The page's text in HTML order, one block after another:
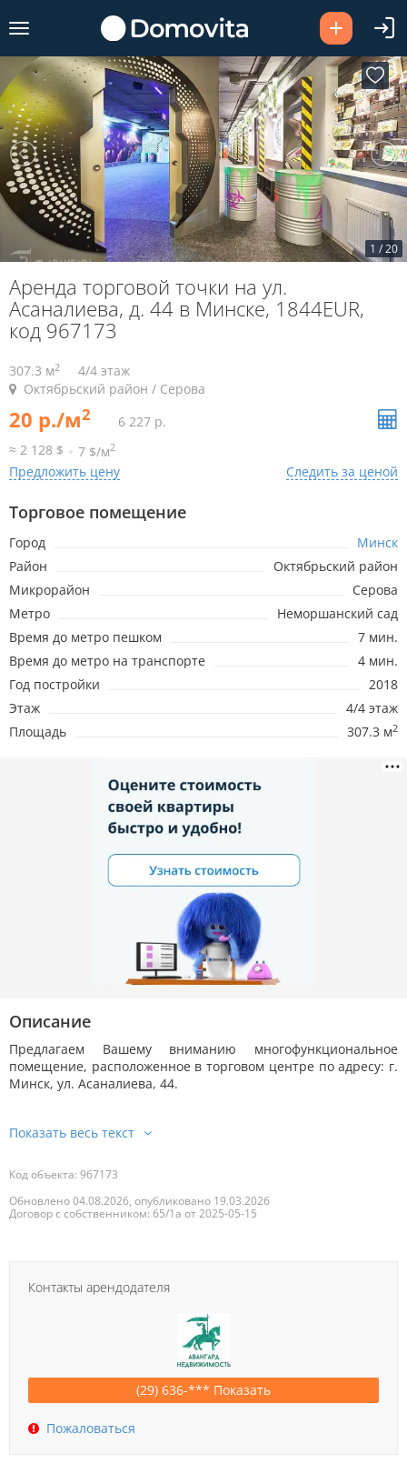
1 /20
Аренда торговой точки на ул.
Асаналиева, д. 44 в Минске, 1844EUR,
код 967173
307.3 м2
4/4 этаж
Октябрьский район / Серова
20 р./м2
6 227 р.
≈ 2 128 $
7 $/м2
Предложить цену Следить за ценой
Торговое помещение
Город
Минск
Район
Октябрьский район
Микрорайон
Серова
Метро
Неморшанский сад
Время до метро пешком
7 мин.
Время до метро на транспорте
4 мин.
Год постройки
2018
Этаж
4/4 этаж
Площадь
307.3 м2
Описание
Предлагаем Вашему вниманию многофункциональное
помещение, расположенное в торговом центре по адресу: г.
Минск, ул. Асаналиева, 44.
Код объекта: 967173
Обновлено 04.08.2026, опубликовано 19.03.2026
Договор с собственником: 65/1а от 2025-05-15
Контакты арендодателя
(29) 636-*** Показать
Пожаловаться